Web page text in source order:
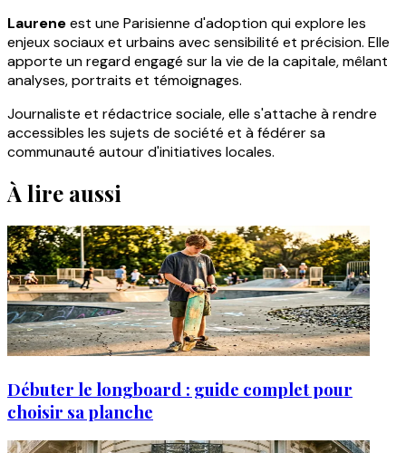
Laureneest une Parisienne d'adoption qui explore les
enjeux sociaux et urbains avec sensibilité et précision. Elle
apporte un regard engagé sur la vie de la capitale, mêlant
analyses, portraits et témoignages.
Journaliste et rédactrice sociale, elle s'attache à rendre
accessibles les sujets de société et à fédérer sa
communauté autour d'initiatives locales.
À lire aussi
Débuter le longboard : guide complet pour
choisir sa planche